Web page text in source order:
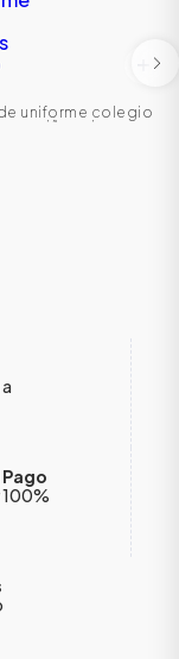
uniforme colegio
niño unisex